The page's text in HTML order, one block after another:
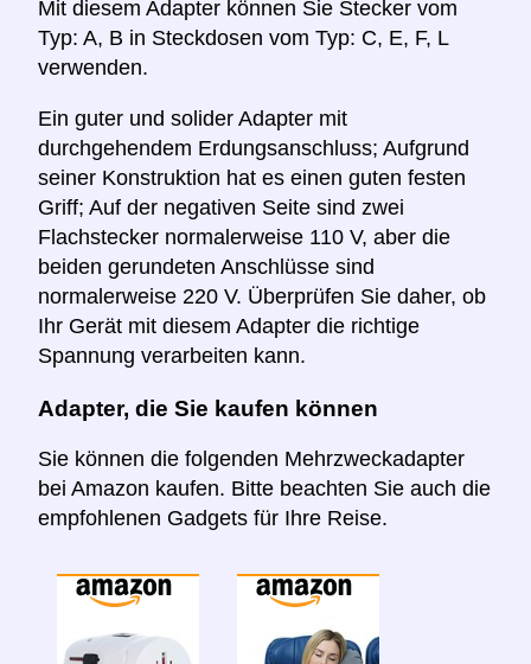
Mit diesem Adapter können Sie Stecker vom
Typ: A, B in Steckdosen vom Typ: C, E, F, L
verwenden.
Ein guter und solider Adapter mit
durchgehendem Erdungsanschluss; Aufgrund
seiner Konstruktion hat es einen guten festen
Griff; Auf der negativen Seite sind zwei
Flachstecker normalerweise 110 V, aber die
beiden gerundeten Anschlüsse sind
normalerweise 220 V. Überprüfen Sie daher, ob
Ihr Gerät mit diesem Adapter die richtige
Spannung verarbeiten kann.
Adapter, die Sie kaufen können
Sie können die folgenden Mehrzweckadapter
bei Amazon kaufen. Bitte beachten Sie auch die
empfohlenen Gadgets für Ihre Reise.